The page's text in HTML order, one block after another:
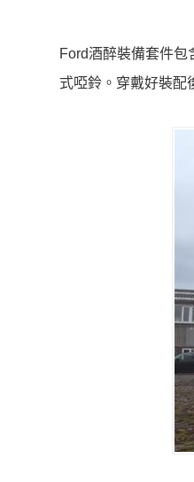
Ford酒醉裝備套件
式啞鈴。穿戴好裝配